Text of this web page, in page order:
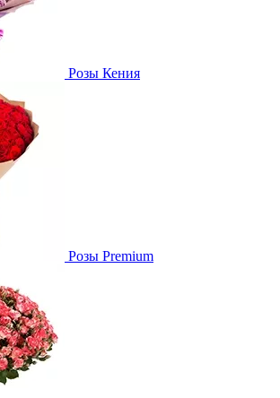
Розы Кения
Розы Premium